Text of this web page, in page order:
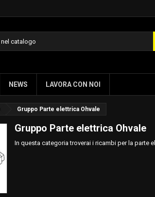
NEWS LAVORA CON NOI
Gruppo Parte elettrica Ohvale
Gruppo Parte elettrica Ohvale
In questa categoria troverai i ricambi per la parte